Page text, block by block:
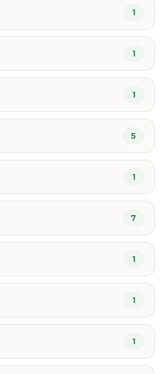
1
1
1
5
1
7
1
1
1